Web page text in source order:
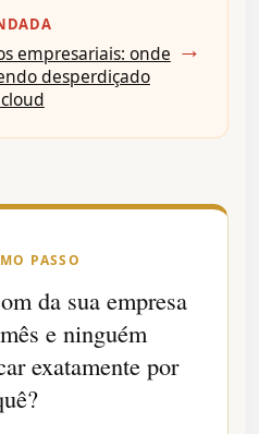
empresariais: onde
desperdiçado
→
PASSO
da sua empresa
e ninguém
exatamente por